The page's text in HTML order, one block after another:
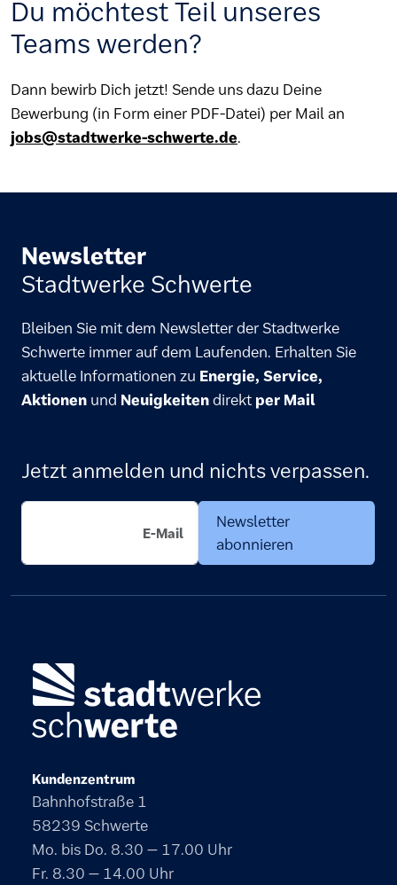
Du möchtest Teil unseres
Teams werden?
Dann bewirb Dich jetzt! Sende uns dazu Deine
Bewerbung (in Form einer PDF-Datei) per Mail an
jobs@stadtwerke-schwerte.de.
Kundenzentrum
Bahnhofstraße 1
58239 Schwerte
Mo. bis Do. 8.30 – 17.00 Uhr
Fr. 8.30 – 14.00 Uhr
Newsletter
Stadtwerke Schwerte
Bleiben Sie mit dem Newsletter der Stadtwerke
Schwerte immer auf dem Laufenden. Erhalten Sie
aktuelle Informationen zu Energie, Service,
Aktionen und Neuigkeitendirekt per Mail
Jetzt anmelden und nichts verpassen.
Newsletter
abonnieren